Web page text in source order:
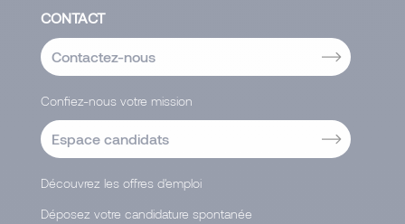
CONTACT
Contactez-nous
Confiez-nous votre mission
Espace candidats
Découvrez les offres d'emploi
Déposez votre candidature spontanée